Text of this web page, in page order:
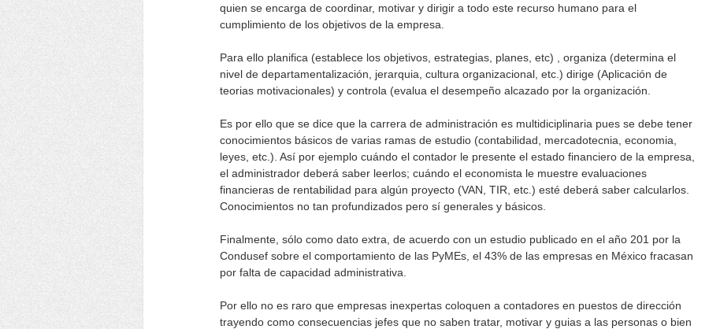
quien se encarga de coordinar, motivar y dirigir a todo este recurso humano para el
cumplimiento de los objetivos de la empresa.
Para ello planifica (establece los objetivos, estrategias, planes, etc) , organiza (determina el
nivel de departamentalización, jerarquia, cultura organizacional, etc.) dirige (Aplicación de
teorias motivacionales) y controla (evalua el desempeño alcazado por la organización.
Es por ello que se dice que la carrera de administración es multidiciplinaria pues se debe tener
conocimientos básicos de varias ramas de estudio (contabilidad, mercadotecnia, economia,
leyes, etc.). Así por ejemplo cuándo el contador le presente el estado financiero de la empresa,
el administrador deberá saber leerlos; cuándo el economista le muestre evaluaciones
financieras de rentabilidad para algún proyecto (VAN, TIR, etc.) esté deberá saber calcularlos.
Conocimientos no tan profundizados pero sí generales y básicos.
Finalmente, sólo como dato extra, de acuerdo con un estudio publicado en el año 201 por la
Condusef sobre el comportamiento de las PyMEs, el 43% de las empresas en México fracasan
por falta de capacidad administrativa.
Por ello no es raro que empresas inexpertas coloquen a contadores en puestos de dirección
trayendo como consecuencias jefes que no saben tratar, motivar y guias a las personas o bien